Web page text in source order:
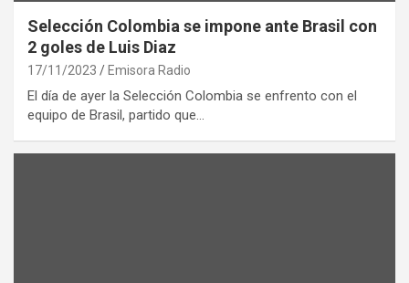
Selección Colombia se impone ante Brasil con
2 goles de Luis Diaz
17/11/2023 Emisora Radio
El día de ayer la Selección Colombia se enfrento con el
equipo de Brasil, partido que…